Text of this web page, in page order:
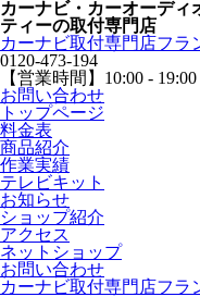
カーナビ・カーオーディ
ティーの取付専門店
カーナビ取付専⾨店フラ
0120-473-194
【営業時間】 10:00 -
お問い合わせ
トップページ
料金表
商品紹介
作業実績
テレビキット
お知らせ
ショップ紹介
アクセス
ネットショップ
お問い合わせ
カーナビ取付専⾨店フラ